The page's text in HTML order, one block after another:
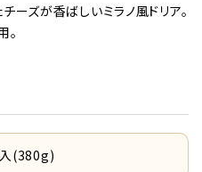
ーズが香ばしいミラノ風ドリア。
。
(380g)